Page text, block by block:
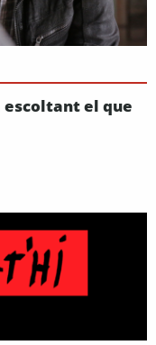
el que